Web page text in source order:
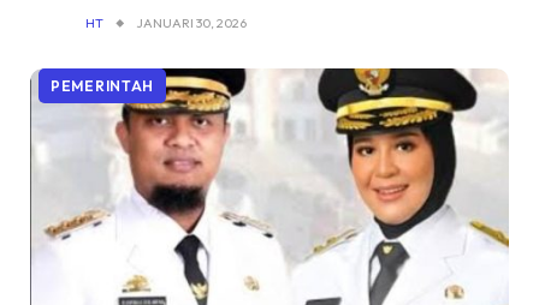
HT JANUARI 30, 2026
PEMERINTAH